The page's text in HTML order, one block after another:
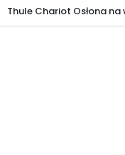
Thule Chariot Osłona na